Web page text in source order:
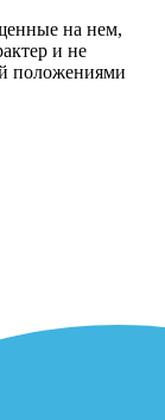
на нем,
и не
положениями